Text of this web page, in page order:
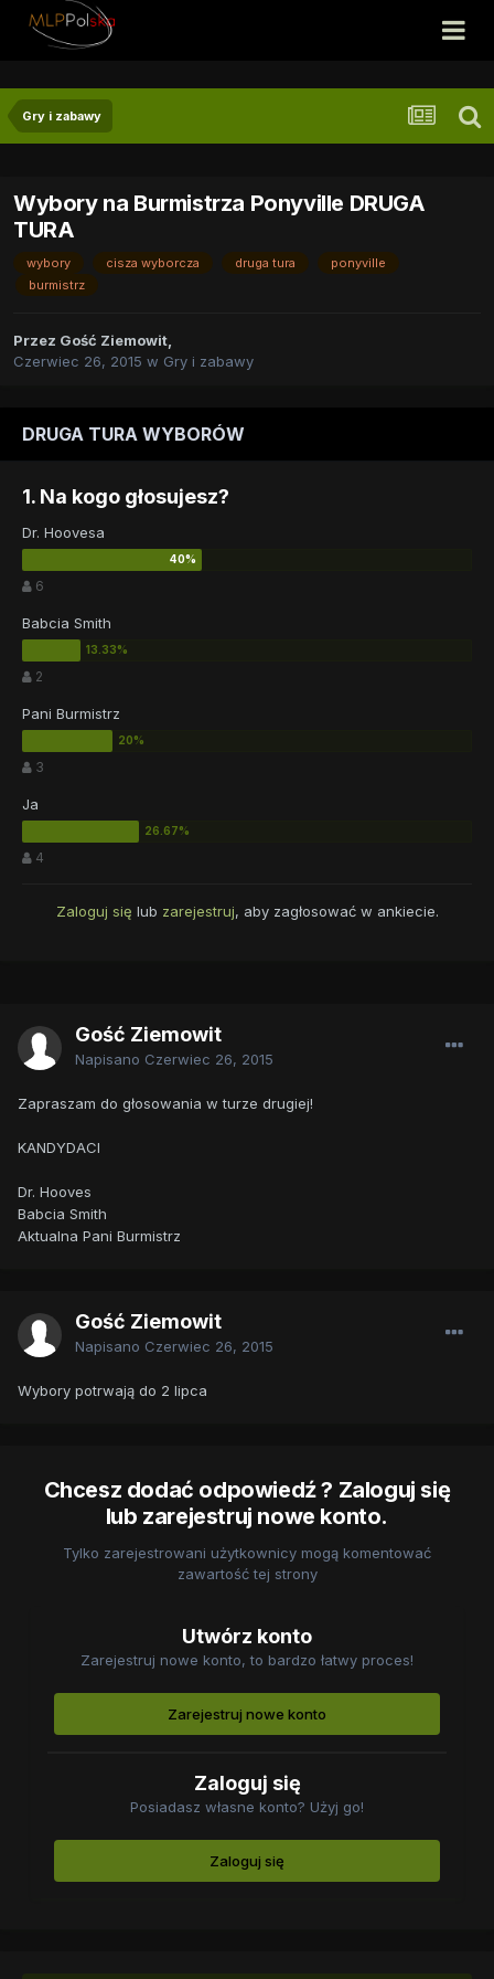
Gry i zabawy
Wybory na Burmistrza Ponyville DRUGA
TURA
wybory cisza wyborcza druga tura
ponyville
burmistrz
Przez Gość Ziemowit,
Czerwiec 26, 2015 w Gry i zabawy
DRUGA TURA WYBORÓW
1. Na kogo głosujesz?
Dr. Hoovesa
6
Babcia Smith
2
Pani Burmistrz
3
Ja
4
Zaloguj się lub zarejestruj, aby zagłosować w ankiecie.
Gość Ziemowit
Napisano Czerwiec 26, 2015
Zapraszam do głosowania w turze drugiej!
KANDYDACI
Dr. Hooves
Babcia Smith
Aktualna Pani Burmistrz
Gość Ziemowit
Napisano Czerwiec 26, 2015
Wybory potrwają do 2 lipca
Chcesz dodać odpowiedź ? Zaloguj się
lub zarejestruj nowe konto.
Tylko zarejestrowani użytkownicy mogą komentować
zawartość tej strony
Utwórz konto
Zarejestruj nowe konto, to bardzo łatwy proces!
Zarejestruj nowe konto
Zaloguj się
Posiadasz własne konto? Użyj go!
Zaloguj się